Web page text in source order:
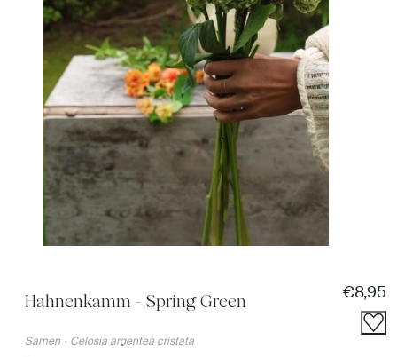
Hahnenkamm - Spring Green €8,95
Samen · Celosia argentea cristata